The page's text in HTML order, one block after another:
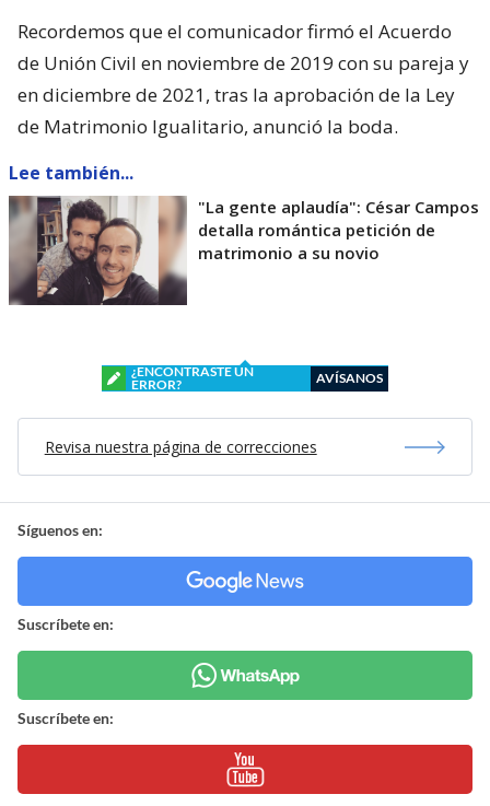
Recordemos que el comunicador firmó el Acuerdo
de Unión Civil en noviembre de 2019 con su pareja y
en diciembre de 2021, tras la aprobación de la Ley
de Matrimonio Igualitario, anunció la boda.
Lee también...
"La gente aplaudía": César Campos
detalla romántica petición de
matrimonio a su novio
¿ENCONTRASTE UN
ERROR?
AVÍSANOS
Revisa nuestra página de correcciones
Síguenos en:
Suscríbete en:
Suscríbete en: